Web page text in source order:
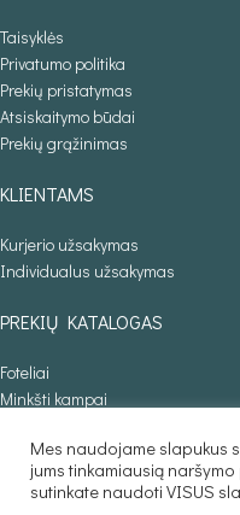
Taisyklės
Privatumo politika
Prekių pristatymas
Atsiskaitymo būdai
Prekių grąžinimas
KLIENTAMS
Kurjerio užsakymas
Individualus užsakymas
PREKIŲ KATALOGAS
Foteliai
Minkšti kampai
Sofos lovos
Stalai
Mes naudojame slapukus
jums tinkamiausią
sutinkate naudoti VISUS